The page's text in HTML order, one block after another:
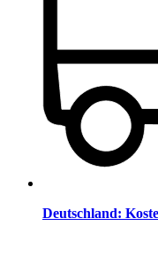
Deutschland: